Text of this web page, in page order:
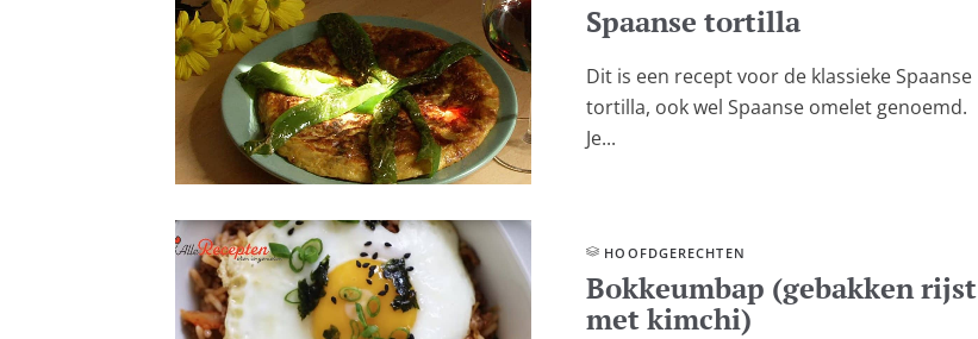
Spaanse tortilla
Dit is een recept voor de klassieke Spaanse
tortilla, ook wel Spaanse omelet genoemd.
Je...
HOOFD­GERECHTEN
Bokkeumbap (gebakken rijst
met kimchi)